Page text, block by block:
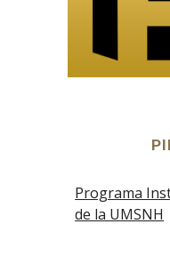
Programa
de la UMSNH